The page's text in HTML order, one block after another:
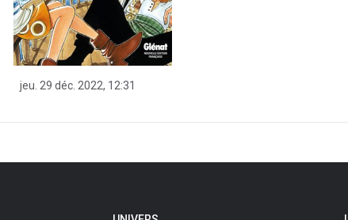
jeu. 29 déc. 2022, 12:31